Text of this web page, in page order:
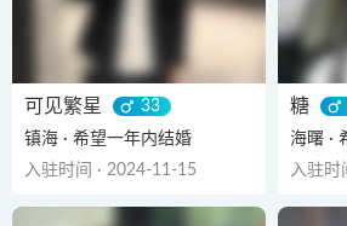
可见繁星
33
镇海 · 希望一年内结婚
入驻时间 · 2024-11-15
糖
海曙 ·
入驻时